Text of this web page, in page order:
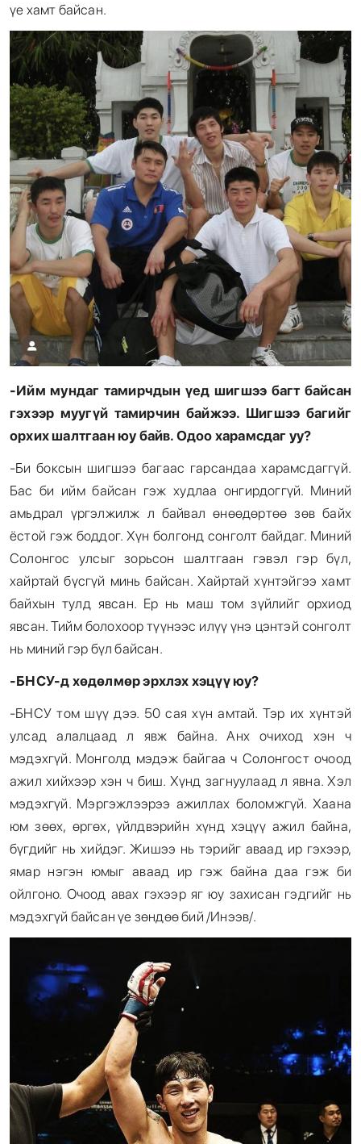
үе хамт байсан.
-Ийм мундаг тамирчдын үед шигшээ багт байсан
гэхээр муугүй тамирчин байжээ. Шигшээ багийг
орхих шалтгаан юу байв. Одоо харамсдаг уу?
-Би боксын шигшээ багаас гарсандаа харамсдаггүй.
Бас би ийм байсан гэж худлаа онгирдоггүй. Миний
амьдрал үргэлжилж л байвал өнөөдөртөө зөв байх
ёстой гэж боддог. Хүн болгонд сонголт байдаг. Миний
Солонгос улсыг зорьсон шалтгаан гэвэл гэр бүл,
хайртай бүсгүй минь байсан. Хайртай хүнтэйгээ хамт
байхын тулд явсан. Ер нь маш том зүйлийг орхиод
явсан. Тийм болохоор түүнээс илүү үнэ цэнтэй сонголт
нь миний гэр бүл байсан.
-БНСУ-д хөдөлмөр эрхлэх хэцүү юу?
-БНСУ том шүү дээ. 50 сая хүн амтай. Тэр их хүнтэй
улсад алалцаад л явж байна. Анх очиход хэн ч
мэдэхгүй. Монголд мэдэж байгаа ч Солонгост очоод
ажил хийхээр хэн ч биш. Хүнд загнуулаад л явна. Хэл
мэдэхгүй. Мэргэжлээрээ ажиллах боломжгүй. Хаана
юм зөөх, өргөх, үйлдвэрийн хүнд хэцүү ажил байна,
бүгдийг нь хийдэг. Жишээ нь тэрийг аваад ир гэхээр,
ямар нэгэн юмыг аваад ир гэж байна даа гэж би
ойлгоно. Очоод авах гэхээр яг юу захисан гэдгийг нь
мэдэхгүй байсан үе зөндөө бий /Инээв/.